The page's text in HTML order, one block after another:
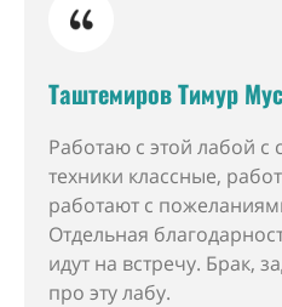
Таштемиров Тимур
Работаю с этой лабой с
техники классные,
работают с
Отдельная
идут на встречу. Брак,
про эту лабу.